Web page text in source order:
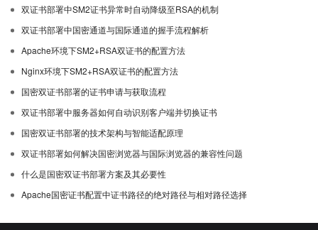
双证书部署中SM2证书异常时自动降级至RSA的机制
双证书部署中国密通道与国际通道的握手流程解析
Apache环境下SM2+RSA双证书的配置方法
Nginx环境下SM2+RSA双证书的配置方法
国密双证书部署的证书申请与获取流程
双证书部署中服务器如何自动识别客户端并切换证书
国密双证书部署的技术架构与智能适配原理
双证书部署如何解决国密浏览器与国际浏览器的兼容性问题
什么是国密双证书部署方案及其必要性
Apache国密证书配置中证书路径的绝对路径与相对路径选择